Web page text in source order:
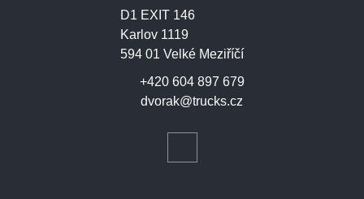
dvorak@trucks.cz
+420 604 897 679
D1 EXIT 146
Karlov 1119
594 01 Velké Meziříčí